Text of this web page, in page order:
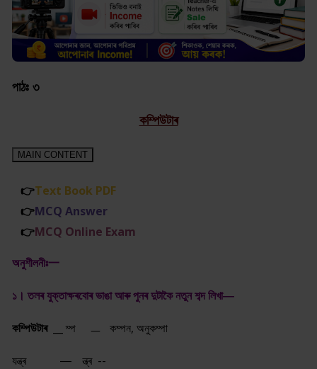
পাঠঃ ৩
কম্পিউটাৰ
MAIN CONTENT
👉Text Book PDF
👉MCQ Answer
👉MCQ Online Exam
অনুশীলনীঃ一
১। তলৰ যুক্তাক্ষৰবোৰ ভাঙা আৰু পুনৰ দুটাকৈ নতুন শব্দ লিখা―
কম্পিউটাৰ __ ম্প ㅡ কম্পন, অনুকম্পা
যন্ত্ৰ ― ন্ত্ৰ --